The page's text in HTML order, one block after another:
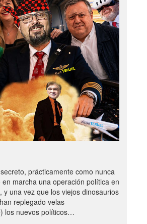
prácticamente como nunca
marcha una operación política en
y una vez que los viejos dinosaurios
replegado velas
los nuevos políticos…